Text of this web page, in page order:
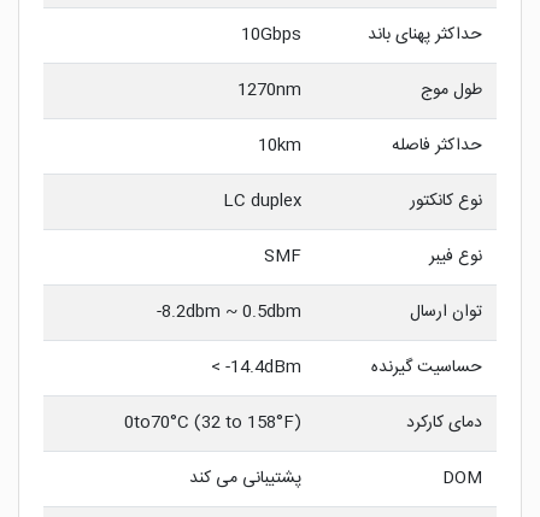
حداکثر پهنای باند
10Gbps
طول موج
1270nm
حداکثر فاصله
10km
نوع کانکتور
LC duplex
نوع فیبر
SMF
توان ارسال
8.2dbm ~ 0.5dbm-
حساسیت گیرنده
14.4dBm- >
دمای کارکرد
0to70°C (32 to 158°F)
DOM
پشتیبانی می کند